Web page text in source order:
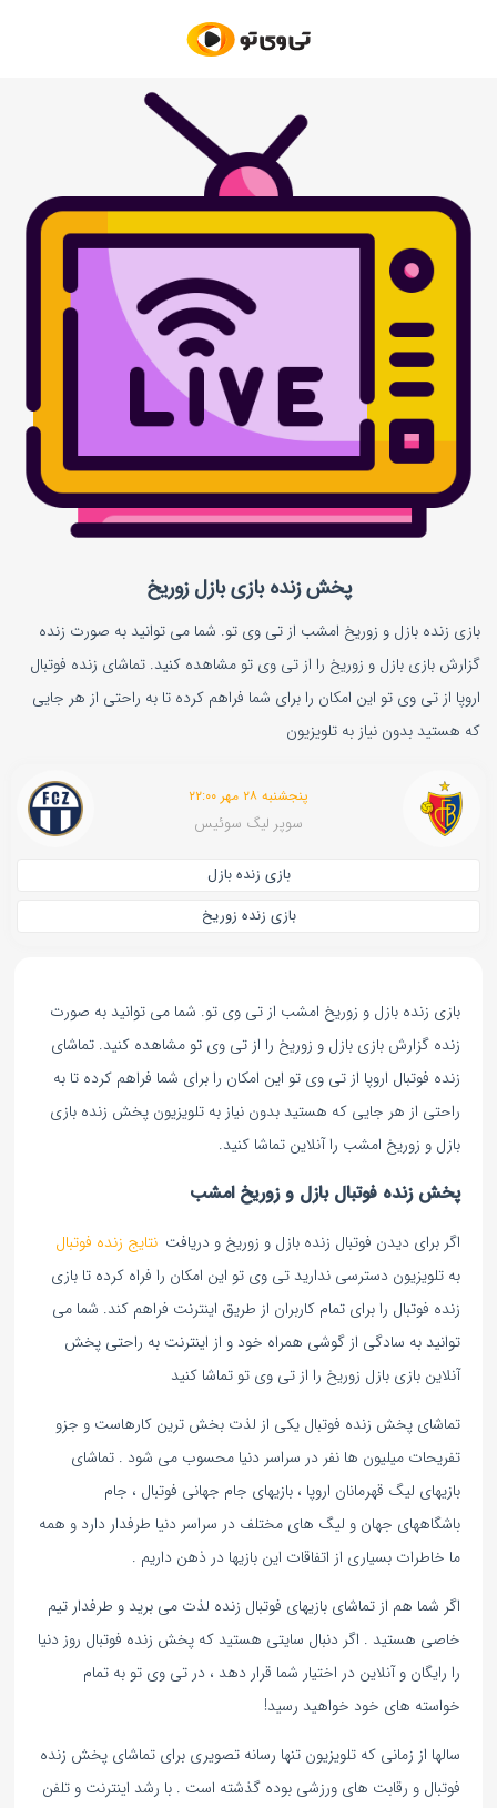
پخش زنده بازی بازل زوریخ
بازی زنده بازل و زوریخ امشب از تی وی تو. شما می توانید به صورت زنده
گزارش بازی بازل و زوریخ را از تی وی تو مشاهده کنید. تماشای زنده فوتبال
اروپا از تی وی تو این امکان را برای شما فراهم کرده تا به راحتی از هر جایی
که هستید بدون نیاز به تلویزیون
پنجشنبه ۲۸ مهر ۲۲:۰۰
سوپر لیگ سوئیس
بازی زنده بازل
بازی زنده زوریخ
بازی زنده بازل و زوریخ امشب از تی وی تو. شما می توانید به صورت
زنده گزارش بازی بازل و زوریخ را از تی وی تو مشاهده کنید. تماشای
زنده فوتبال اروپا از تی وی تو این امکان را برای شما فراهم کرده تا به
راحتی از هر جایی که هستید بدون نیاز به تلویزیون پخش زنده بازی
بازل و زوریخ امشب را آنلاین تماشا کنید.
پخش زنده فوتبال بازل و زوریخ امشب
اگر برای دیدن فوتبال زنده بازل و زوریخ و دریافت نتایج زنده فوتبال
به تلویزیون دسترسی ندارید تی وی تو این امکان را فراه کرده تا بازی
زنده فوتبال را برای تمام کاربران از طریق اینترنت فراهم کند. شما می
توانید به سادگی از گوشی همراه خود و از اینترنت به راحتی پخش
آنلاین بازی بازل زوریخ را از تی وی تو تماشا کنید
تماشای پخش زنده فوتبال یکی از لذت بخش ترین کارهاست و جزو
تفریحات میلیون ها نفر در سراسر دنیا محسوب می شود . تماشای
بازیهای لیگ قهرمانان اروپا ، بازیهای جام جهانی فوتبال ، جام
باشگاههای جهان و لیگ های مختلف در سراسر دنیا طرفدار دارد و همه
ما خاطرات بسیاری از اتفاقات این بازیها در ذهن داریم .
اگر شما هم از تماشای بازیهای فوتبال زنده لذت می برید و طرفدار تیم
خاصی هستید . اگر دنبال سایتی هستید که پخش زنده فوتبال روز دنیا
را رایگان و آنلاین در اختیار شما قرار دهد ، در تی وی تو به تمام
خواسته های خود خواهید رسید!
سالها از زمانی که تلویزیون تنها رسانه تصویری برای تماشای پخش زنده
فوتبال و رقابت های ورزشی بوده گذشته است . با رشد اینترنت و تلفن